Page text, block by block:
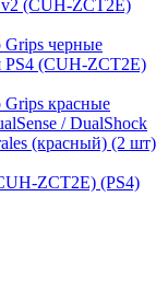
(CUH-ZCT2E)
черные
PS4 (CUH-ZCT2E)
красные
/ DualShock
(красный) (2 шт)
ZCT2E) (PS4)